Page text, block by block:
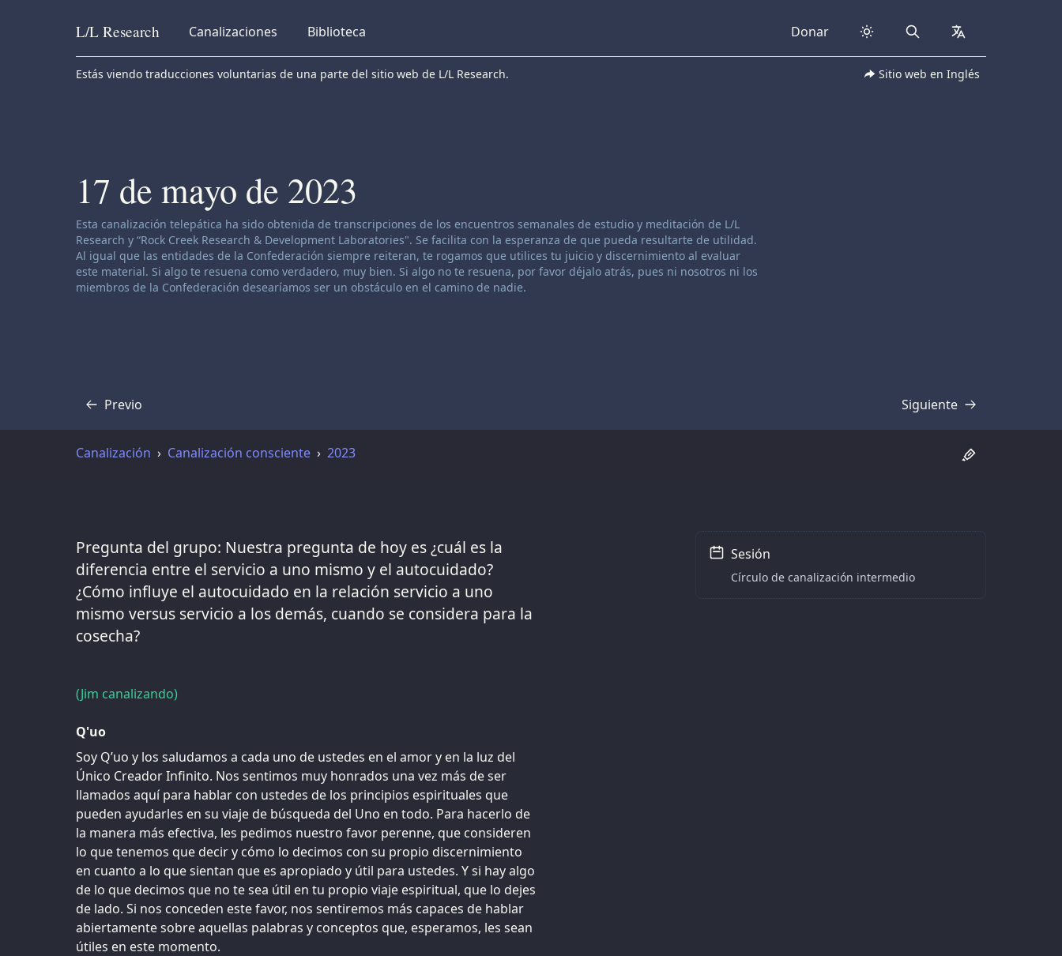
Skip to content
L/L Research Canalizaciones Biblioteca Donar Search collapsed
Estás viendo traducciones voluntarias de una parte del sitio web de L/L Research. Sitio web en Inglés
17 de mayo de 2023
Descargo de responsabilidad de canalización:
Esta canalización telepática ha sido obtenida de transcripciones de los encuentros semanales de estudio y meditación de L/L
Research y “Rock Creek Research & Development Laboratories". Se facilita con la esperanza de que pueda resultarte de utilidad.
Al igual que las entidades de la Confederación siempre reiteran, te rogamos que utilices tu juicio y discernimiento al evaluar
este material. Si algo te resuena como verdadero, muy bien. Si algo no te resuena, por favor déjalo atrás, pues ni nosotros ni los
miembros de la Confederación desearíamos ser un obstáculo en el camino de nadie.
Previo
Transcripción Siguiente
Transcripción
Canalización Canalización consciente 2023
Pregunta del grupo: Nuestra pregunta de hoy es ¿cuál es la
diferencia entre el servicio a uno mismo y el autocuidado?
¿Cómo influye el autocuidado en la relación servicio a uno
mismo versus servicio a los demás, cuando se considera para la
cosecha?
(Jim canalizando)
Q'uo
Soy Q’uo y los saludamos a cada uno de ustedes en el amor y en la luz del
Único Creador Infinito. Nos sentimos muy honrados una vez más de ser
llamados aquí para hablar con ustedes de los principios espirituales que
pueden ayudarles en su viaje de búsqueda del Uno en todo. Para hacerlo de
la manera más efectiva, les pedimos nuestro favor perenne, que consideren
lo que tenemos que decir y cómo lo decimos con su propio discernimiento
en cuanto a lo que sientan que es apropiado y útil para ustedes. Y si hay algo
de lo que decimos que no te sea útil en tu propio viaje espiritual, que lo dejes
de lado. Si nos conceden este favor, nos sentiremos más capaces de hablar
abiertamente sobre aquellas palabras y conceptos que, esperamos, les sean
útiles en este momento.
Sesión
Círculo de canalización intermedio